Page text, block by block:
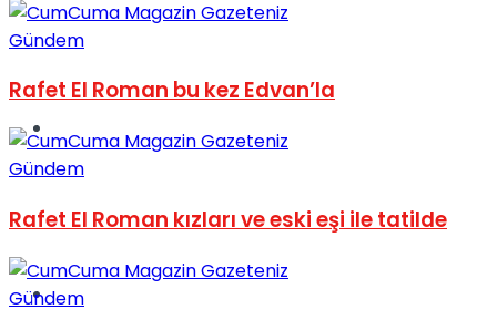
Tatil
Gündem
Rafet El Roman bu kez Edvan’la
Gündem
Rafet El Roman kızları ve eski eşi ile tatilde
Gündem